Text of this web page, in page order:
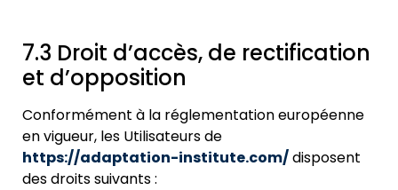
7.3 Droit d’accès, de rectification
et d’opposition
Conformément à la réglementation européenne
en vigueur, les Utilisateurs de
https://adaptation-institute.com/disposent
des droits suivants :